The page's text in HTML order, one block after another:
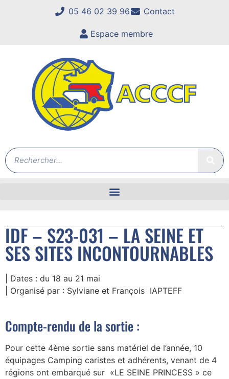
05 46 02 39 96 Contact
Espace membre
IDF – S23-031 – LA SEINE ET
SES SITES INCONTOURNABLES
| Dates : du 18 au 21 mai
| Organisé par : Sylviane et François IAPTEFF
Compte-rendu de la sortie :
Pour cette 4ème sortie sans matériel de l’année, 10
équipages Camping caristes et adhérents, venant de 4
régions ont embarqué sur «LE SEINE PRINCESS » ce